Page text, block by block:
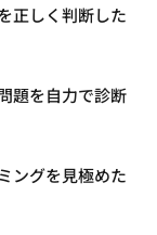
ィ）
低下
談を検討す
正しく判断した
題を自力で診断
ングを見極めた